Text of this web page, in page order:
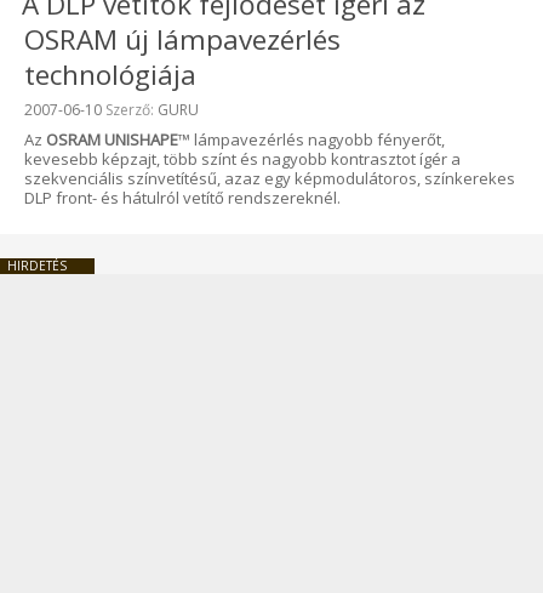
OSRAM új lámpavezérlés
technológiája
Beküldve:
2007-06-10 Szerző: GURU
Az OSRAM UNISHAPE™ lámpavezérlés nagyobb fényerőt,
kevesebb képzajt, több színt és nagyobb kontrasztot ígér a
szekvenciális színvetítésű, azaz egy képmodulátoros, színkerekes
DLP front- és hátulról vetítő rendszereknél.
HIRDETÉS